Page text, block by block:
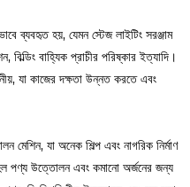
ব্যবহৃত হয়, যেমন স্টেজ লাইটিং সরঞ্জাম
বিল্ডিং বাহ্যিক প্রাচীর পরিষ্কার ইত্যাদি।
যা কাজের দক্ষতা উন্নত করতে এবং
যা অনেক শিল্প এবং নাগরিক নির্মাণ
পণ্য উত্তোলন এবং কমানো অর্জনের জন্য